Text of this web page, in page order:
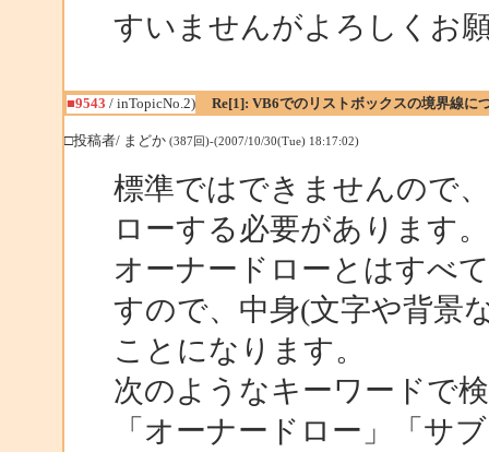
すいませんがよろしくお
■9543 / inTopicNo.2) Re[1]: VB6でのリストボックスの境界線に
□投稿者/ まどか (387回)-(2007/10/30(Tue) 18:17:02)
標準ではできませんので
ローする必要があります。
オーナードローとはすべ
すので、中身(文字や背景
ことになります。
次のようなキーワードで
「オーナードロー」「サ